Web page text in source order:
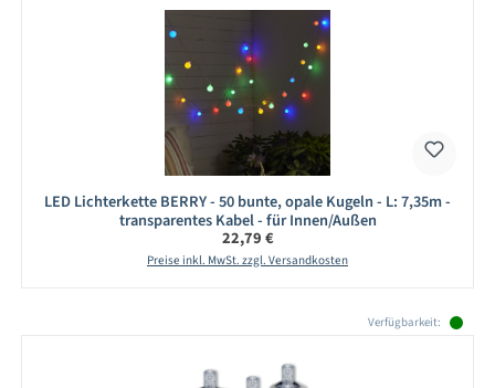
LED Lichterkette BERRY - 50 bunte, opale Kugeln - L: 7,35m -
transparentes Kabel - für Innen/Außen
Regulärer Preis:
22,79 €
Preise inkl. MwSt. zzgl. Versandkosten
Verfügbarkeit: